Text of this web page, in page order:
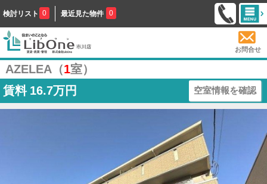
検討リスト 0 最近見た物件 0
お問合せ
AZELEA（1室）
賃料 16.7万円 空室情報を確認